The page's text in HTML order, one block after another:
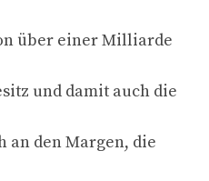
über einer Milliarde
und damit auch die
an den Margen, die